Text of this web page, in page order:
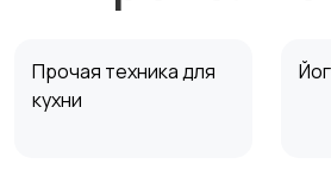
Прочая техника для
кухни